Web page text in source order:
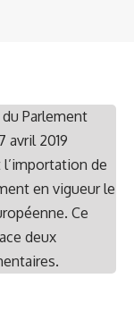
Parlement
avril 2019
de
en vigueur le
Ce
deux